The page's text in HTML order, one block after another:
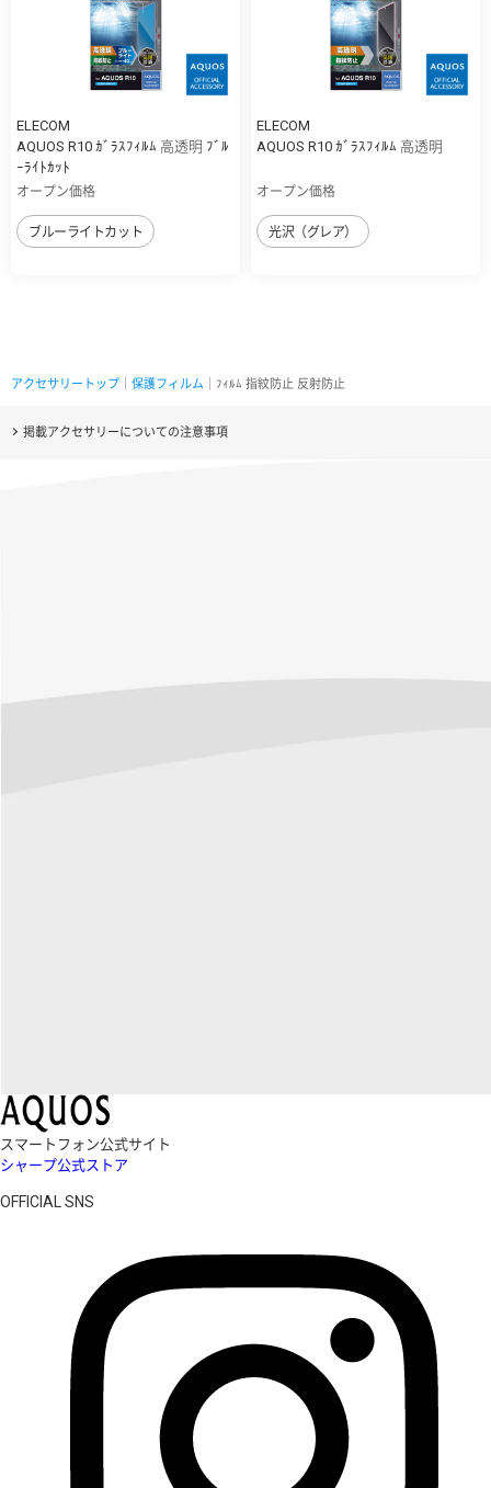
ELECOM
AQUOS R10 ｶﾞﾗｽﾌｨﾙﾑ 高透明 ﾌﾞﾙ
ｰﾗｲﾄｶｯﾄ
オープン価格
ブルーライトカット
ELECOM
AQUOS R10 ｶﾞﾗｽﾌｨﾙﾑ 高透明
オープン価格
光沢（グレア）
アクセサリートップ 保護フィルム ｜ﾌｨﾙﾑ 指紋防止 反射防止
掲載アクセサリーについての注意事項
スマートフォン公式サイト
シャープ公式ストア
OFFICIAL SNS